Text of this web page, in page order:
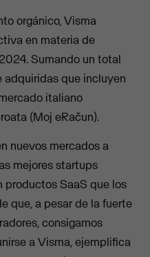
orgánico, Visma
en materia de
Sumando un total
que incluyen
italiano
(Moj eRačun).
nuevos mercados a
mejores startups
productos SaaS que los
que, a pesar de la fuerte
consigamos
a Visma, ejemplifica